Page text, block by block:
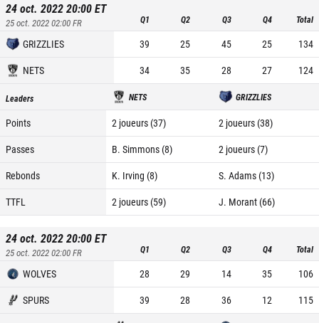
24 oct. 2022 20:00ET
25 oct. 2022 02:00FR Q1 Q2 Q3 Q4 Total
GRIZZLIES 39 25 45 25
134
NETS
34 35 28 27 124
Leaders NETS GRIZZLIES
Points 2 joueurs (37)
2 joueurs (38)
Passes
B. Simmons (8)
2 joueurs (7)
Rebonds
K. Irving (8)
S. Adams (13)
TTFL
2 joueurs (59) J. Morant (66)
24 oct. 2022 20:00ET
25 oct. 2022 02:00FR Q1 Q2 Q3 Q4 Total
WOLVES 28 29 14 35
106
SPURS
39 28 36 12 115